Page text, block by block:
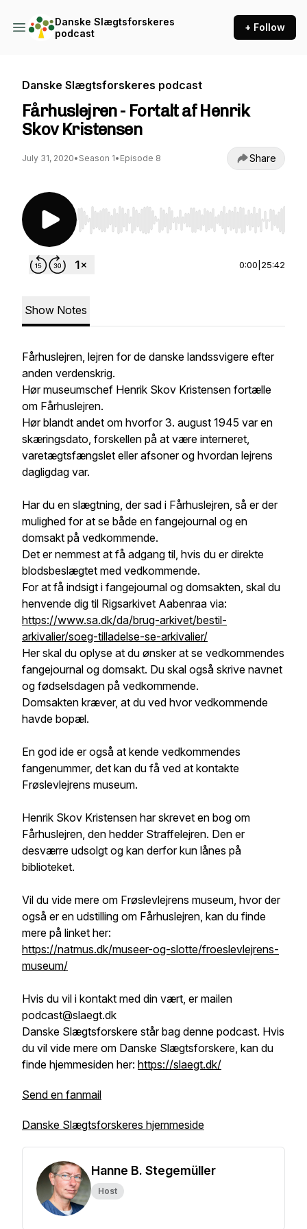
Danske Slægtsforskeres
podcast
+ Follow
Danske Slægtsforskeres podcast
Fårhuslejren - Fortalt af Henrik
Skov Kristensen
July 31, 2020• Season 1• Episode 8 Share
Use Left/Right to seek, Home/End to jump to
0:00 25:42
Show Notes
Fårhuslejren, lejren for de danske landssvigere efter
anden verdenskrig.
Hør museumschef Henrik Skov Kristensen fortælle
om Fårhuslejren.
Hør blandt andet om hvorfor 3. august 1945 var en
skæringsdato, forskellen på at være interneret,
varetægtsfængslet eller afsoner og hvordan lejrens
dagligdag var.
Har du en slægtning, der sad i Fårhuslejren, så er der
mulighed for at se både en fangejournal og en
domsakt på vedkommende.
Det er nemmest at få adgang til, hvis du er direkte
blodsbeslægtet med vedkommende.
For at få indsigt i fangejournal og domsakten, skal du
henvende dig til Rigsarkivet Aabenraa via:
https://www.sa.dk/da/brug-arkivet/bestil-
arkivalier/soeg-tilladelse-se-arkivalier/
Her skal du oplyse at du ønsker at se vedkommendes
fangejournal og domsakt. Du skal også skrive navnet
og fødselsdagen på vedkommende.
Domsakten kræver, at du ved hvor vedkommende
havde bopæl.
En god ide er også at kende vedkommendes
fangenummer, det kan du få ved at kontakte
Frøslevlejrens museum.
Henrik Skov Kristensen har skrevet en bog om
Fårhuslejren, den hedder Straffelejren. Den er
desværre udsolgt og kan derfor kun lånes på
biblioteket.
Vil du vide mere om Frøslevlejrens museum, hvor der
også er en udstilling om Fårhuslejren, kan du finde
mere på linket her:
https://natmus.dk/museer-og-slotte/froeslevlejrens-
museum/
Hvis du vil i kontakt med din vært, er mailen
podcast@slaegt.dk
Danske Slægtsforskere står bag denne podcast. Hvis
du vil vide mere om Danske Slægtsforskere, kan du
finde hjemmesiden her: https://slaegt.dk/
Send en fanmail
Danske Slægtsforskeres hjemmeside
Hanne B. Stegemüller
Host